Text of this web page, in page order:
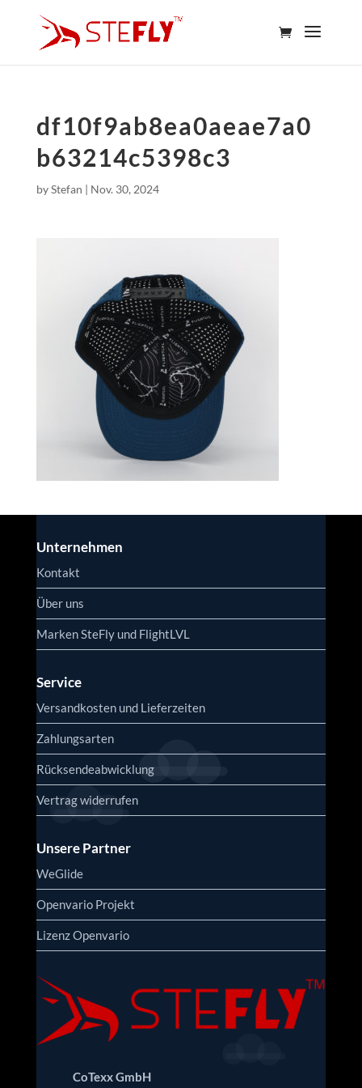
df10f9ab8ea0aeae7a0
b63214c5398c3
byStefan | Nov. 30, 2024
Unternehmen
Kontakt
Über uns
Marken SteFly und FlightLVL
Service
Versandkosten und Lieferzeiten
Zahlungsarten
Rücksendeabwicklung
Vertrag widerrufen
Unsere Partner
WeGlide
Openvario Projekt
Lizenz Openvario
CoTexx GmbH